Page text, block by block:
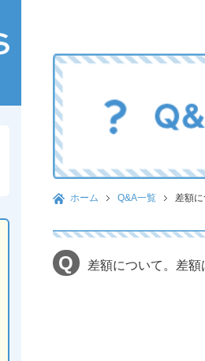
ホーム Q&A一覧 差額
差額について。差額